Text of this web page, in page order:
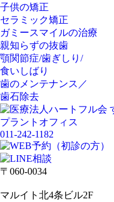
子供の矯正
セラミック矯正
ガミースマイルの治療
親知らずの抜歯
顎関節症/歯ぎしり/
食いしばり
歯のメンテナンス／
歯石除去
011-242-1182
〒060-0034
マルイト北4条ビル2F